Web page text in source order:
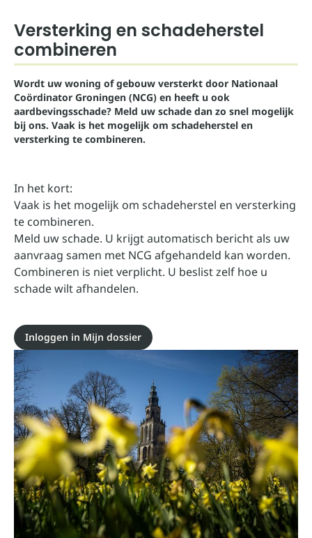
Versterking en schadeherstel
combineren
Wordt uw woning of gebouw versterkt door Nationaal
Coördinator Groningen (NCG) en heeft u ook
aardbevingsschade? Meld uw schade dan zo snel mogelijk
bij ons. Vaak is het mogelijk om schadeherstel en
versterking te combineren.
In het kort:
Vaak is het mogelijk om schadeherstel en versterking
te combineren.
Meld uw schade. U krijgt automatisch bericht als uw
aanvraag samen met NCG afgehandeld kan worden.
Combineren is niet verplicht. U beslist zelf hoe u
schade wilt afhandelen.
Inloggen in Mijn dossier